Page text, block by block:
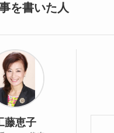
を書いた人
藤恵子